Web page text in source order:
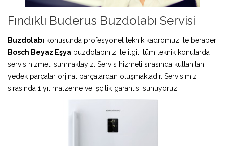
Fındıklı Buderus Buzdolabı Servisi
Buzdolabı konusunda profesyonel teknik kadromuz ile beraber
Bosch Beyaz Eşya buzdolabınız ile ilgili tüm teknik konularda
servis hizmeti sunmaktayız. Servis hizmeti sırasında kullanılan
yedek parçalar orjinal parçalardan oluşmaktadır. Servisimiz
sırasında 1 yıl malzeme ve işçilik garantisi sunuyoruz.